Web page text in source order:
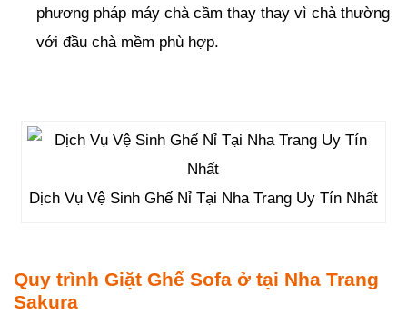
phương pháp máy chà cầm thay thay vì chà thường
với đầu chà mềm phù hợp.
Dịch Vụ Vệ Sinh Ghế Nỉ Tại Nha Trang Uy Tín Nhất
Quy trình Giặt Ghế Sofa ở tại Nha Trang
Sakura